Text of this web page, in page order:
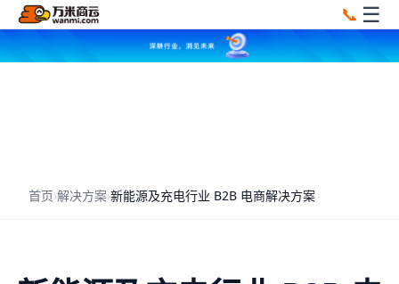
📞 ☰
首页›解决方案›新能源及充电行业 B2B 电商解决方案